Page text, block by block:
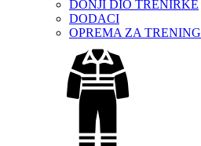
DONJI DIO TRENIRKE
DODACI
OPREMA ZA TRENING